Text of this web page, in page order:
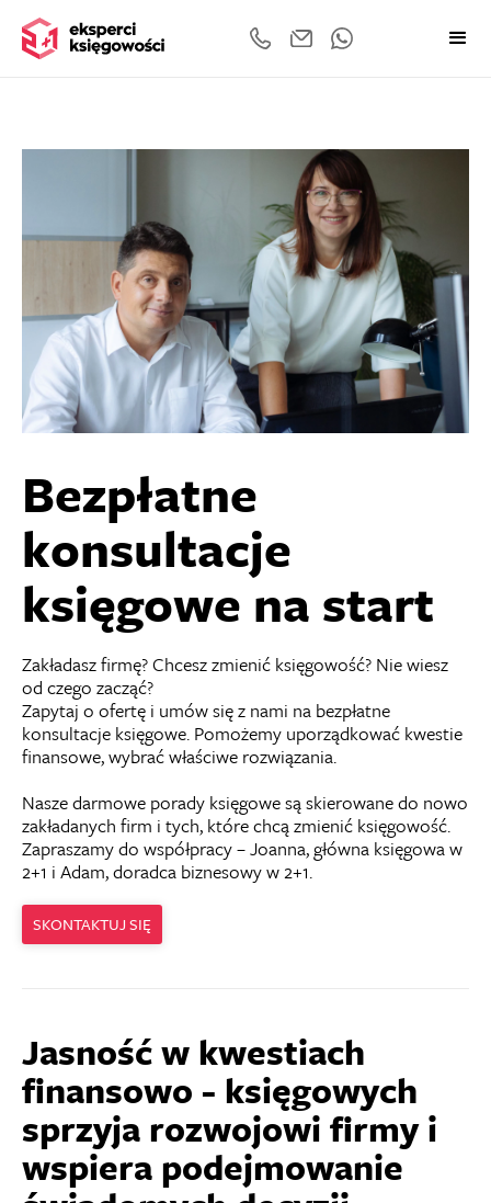
Bezpłatne
konsultacje
księgowe na start
Zakładasz firmę? Chcesz zmienić księgowość? Nie wiesz
od czego zacząć?
Zapytaj o ofertę i umów się z nami na bezpłatne
konsultacje księgowe. Pomożemy uporządkować kwestie
finansowe, wybrać właściwe rozwiązania.
Nasze darmowe porady księgowe są skierowane do nowo
zakładanych firm i tych, które chcą zmienić księgowość.
Zapraszamy do współpracy – Joanna, główna księgowa w
2+1 i Adam, doradca biznesowy w 2+1.
SKONTAKTUJ SIĘ
Jasność w kwestiach
finansowo - księgowych
sprzyja rozwojowi firmy i
wspiera podejmowanie